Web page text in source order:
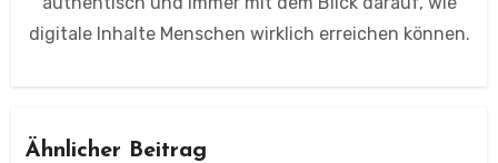
digitale Inhalte Menschen wirklich erreichen können.
Ähnlicher Beitrag